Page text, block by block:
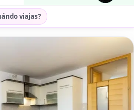
viajas?
fechas…
OK